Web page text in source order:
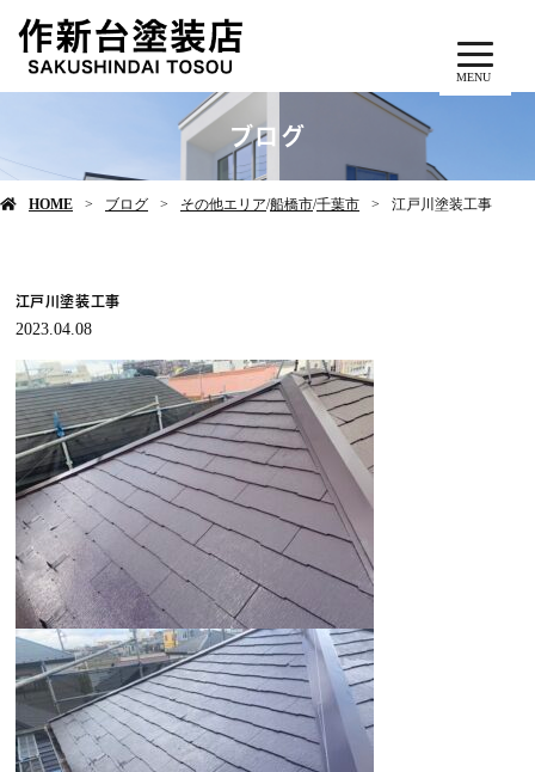
MENU
ブログ
HOME ブログ その他エリア/船橋市/千葉市 江戸川塗装工事
江戸川塗装工事
2023.04.08